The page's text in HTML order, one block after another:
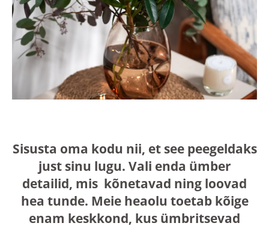
Sisusta oma kodu nii, et see peegeldaks
just sinu lugu. Vali enda ümber
detailid, mis kõnetavad ning loovad
hea tunde. Meie heaolu toetab kõige
enam keskkond, kus ümbritsevad